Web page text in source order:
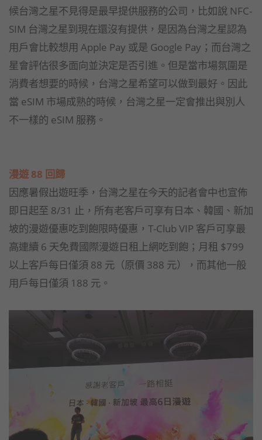
候台灣之星不見得是最早提供服務的公司，比如說 NFC-
SIM 台灣之星到現在還沒有提供，是因為台灣之星認為
用戶會比較想用 Apple Pay 或是 Google Pay；而台灣之
星會評估很多面向並決定是否引進。但是當市場氛圍是
消費者想要的時候，台灣之星希望可以做到最好。因此
當 eSIM 市場成熟的時候，台灣之星一定會推出與別人
不一樣的 eSIM 服務。
漫遊 88 回歸
因應暑假出遊旺季，台灣之星在今天的記者會中也宣佈
即日起至 8/31 止，所有老客戶可享有日本、韓國、新加
坡的漫遊優惠吃到飽限時優惠，T-Club VIP 客戶可享最
高連續 6 天免費國際漫遊日租上網吃到飽；月租 $799
以上客戶每日僅須 88 元（原價 388 元），而其他一般
用戶每日僅須 188 元。